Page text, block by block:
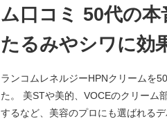
ム口コミ 50代の本
たるみやシワに効
ランコムレネルジーHPNクリームを
た。 美STや美的、VOCEのクリーム
するなど、美容のプロにも選ばれ